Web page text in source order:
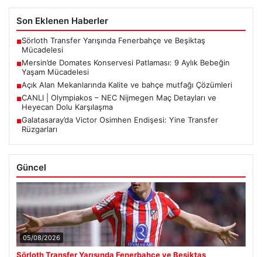
Son Eklenen Haberler
■Sörloth Transfer Yarışında Fenerbahçe ve Beşiktaş
Mücadelesi
■Mersin’de Domates Konservesi Patlaması: 9 Aylık Bebeğin
Yaşam Mücadelesi
■Açık Alan Mekanlarında Kalite ve bahçe mutfağı Çözümleri
■CANLI | Olympiakos – NEC Nijmegen Maç Detayları ve
Heyecan Dolu Karşılaşma
■Galatasaray’da Victor Osimhen Endişesi: Yine Transfer
Rüzgarları
Güncel
05/08/2026
Sörloth Transfer Yarışında Fenerbahçe ve Beşiktaş